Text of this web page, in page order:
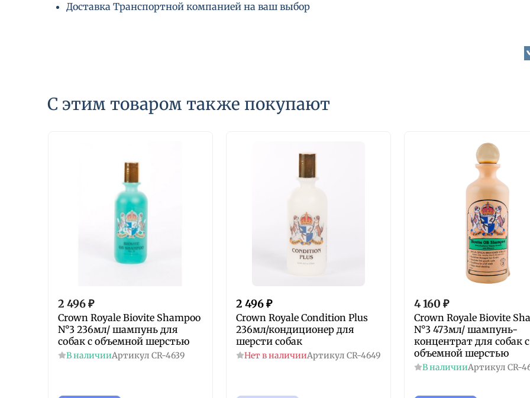
Доставка Транспортной компанией на ваш выбор
С этим товаром также покупают
2 496₽
Crown Royale Biovite Shampoo
N°3 236мл/ шампунь для
собак c объемной шерстью
В наличииАртикул CR-4639
2 496₽
Crown Royale Condition Plus
236мл/кондиционер для
шерсти собак
Нет в наличииАртикул CR-4649
4 160 ₽
Crown Royale Biovite
N°3 473мл/ шампунь-
концентрат для собак c
объемной шерстью
В наличииАртикул CR-